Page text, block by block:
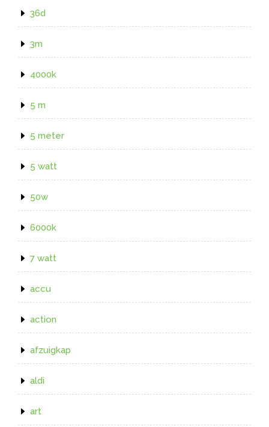
36d
3m
4000k
5 m
5 meter
5 watt
50w
6000k
7 watt
accu
action
afzuigkap
aldi
art